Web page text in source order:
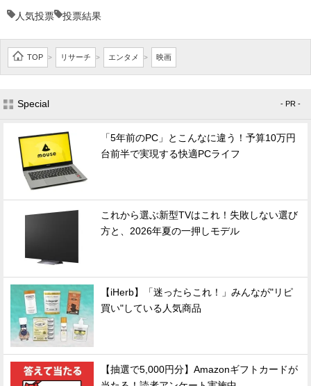
人気投票 投票結果
TOP > リサーチ > エンタメ > 映画
Special - PR -
「5年前のPC」とこんなに違う！予算10万円
台前半で実現する快適PCライフ
これから選ぶ新型TVはこれ！失敗しない選び
方と、2026年夏の一押しモデル
【iHerb】「迷ったらこれ！」みんなが"リピ
買い"している人気商品
【抽選で5,000円分】Amazonギフトカードが